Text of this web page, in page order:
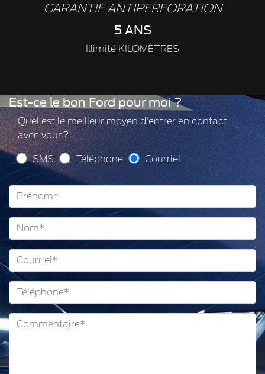
GARANTIE ANTIPERFORATION
5 ANS
Illimité KILOMÈTRES
Est-ce le bon Ford pour moi ?
Quel est le meilleur moyen d'entrer en contact
avec vous?
SMS Téléphone Courriel